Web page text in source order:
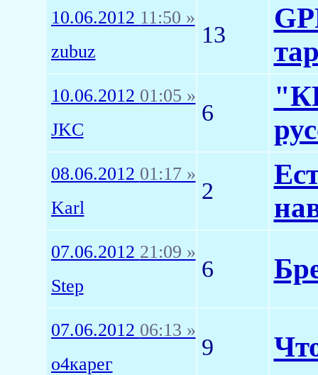
10.06.2012 11:50 »
zubuz
13
10.06.2012 01:05 »
JKC
6
08.06.2012 01:17 »
Karl
2
07.06.2012 21:09 »
Step
6
07.06.2012 06:13 »
о4карег
9